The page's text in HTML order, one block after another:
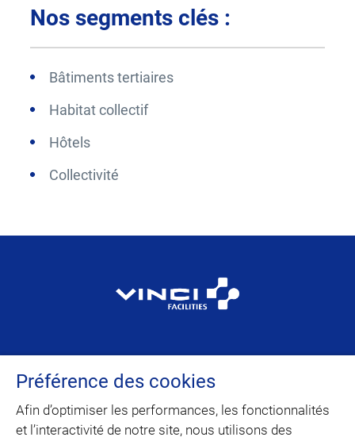
Nos segments clés :
Bâtiments tertiaires
Habitat collectif
Hôtels
Collectivité
VINCI Facilities est la marque dédiée au
facility management et à la maintenance
multitechnique du domaine d’activité
Building Solutions de VINCI Energies.
Préférence des cookies
Afin d’optimiser les performances, les fonctionnalités
et l’interactivité de notre site, nous utilisons des